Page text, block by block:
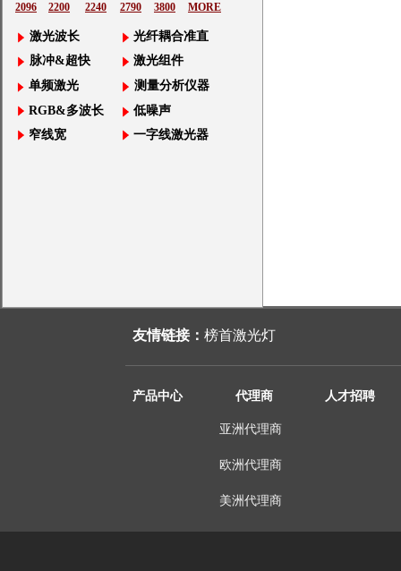
3800
2790
2096
2240
2200 MORE
单频激光
光纤耦合准直
激光波长
脉冲&超快
RGB&多波长
激光组件
测量分析仪器
低噪声
窄线宽
一字线激光器
产品中心 代理商 人才招聘
亚洲代理商
欧洲代理商
美洲代理商
友情链接： 榜首激光灯